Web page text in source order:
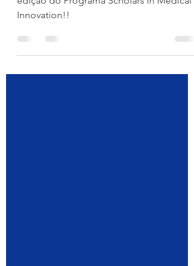
Parabéns a todos os participantes da 7ª
Innovation!!